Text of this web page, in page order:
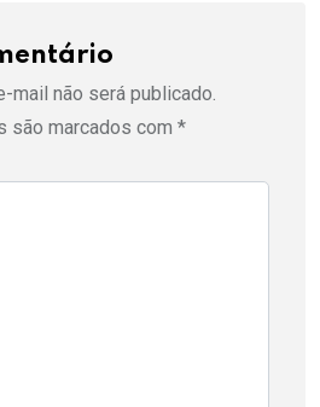
mail não será publicado.
são marcados com *